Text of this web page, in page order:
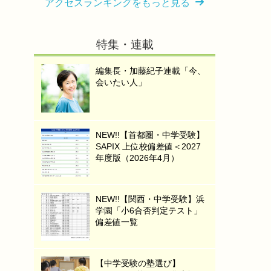
アクセスランキングをもっと見る
特集・連載
編集長・加藤紀子連載「今、
会いたい人」
NEW!!【首都圏・中学受験】
SAPIX 上位校偏差値＜2027
年度版（2026年4月）
NEW!!【関西・中学受験】浜
学園「小6合否判定テスト」
偏差値一覧
【中学受験の塾選び】